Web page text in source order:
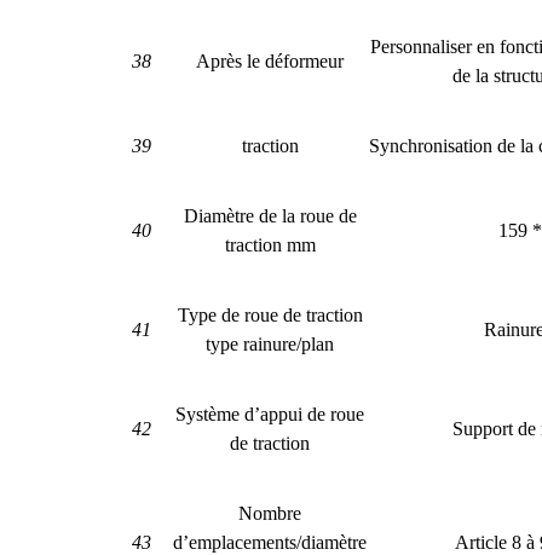
38 Après le déformeur
Personnaliser en
de la
39 traction Synchronisation de la
40
Diamètre de la roue de
traction mm
159
41
Type de roue de traction
type rainure/plan
42
Système d’appui de roue
de traction
Support de
43
Nombre
d’emplacements/diamètre
Article 8 à